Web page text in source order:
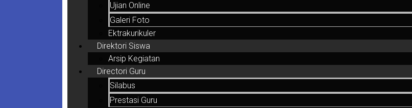
Ujian Online
Galeri Foto
Ektrakurikuler
Direktori Siswa
Arsip Kegiatan
Directori Guru
Silabus
Prestasi Guru